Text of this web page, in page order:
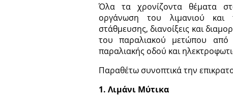
Όλα τα χρονίζοντα θέματα
οργάνωση του λιμανιού και
στάθμευσης, διανοίξεις και
του παραλιακού μετώπου από
παραλιακής οδού και
Παραθέτω συνοπτικά την
1. Λιμάνι Μύτικα